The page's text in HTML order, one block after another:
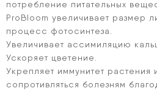
потребление питательных
ProBloom увеличивает размер
процесс фотосинтеза.
Увеличивает ассимиляцию
Ускоряет цветение.
Укрепляет иммунитет растения
сопротивляться болезням